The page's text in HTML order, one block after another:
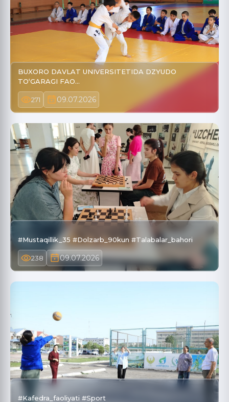
BUXORO DAVLAT UNIVERSITETIDA DZYUDO
TO‘GARAGI FAO…
271 09.07.2026
#Mustaqillik_35 #Dolzarb_90kun #Talabalar_bahori
238 09.07.2026
#Kafedra_faoliyati #Sport